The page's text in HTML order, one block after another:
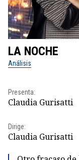
LA NOCHE
Análisis
Presenta:
Claudia Gurisatti
Dirige:
Claudia Gurisatti